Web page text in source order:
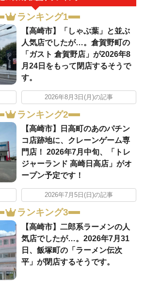
ランキング1
【高崎市】「しゃぶ葉」と並ぶ
人気店でしたが…。倉賀野町の
「ガスト 倉賀野店」が2026年8
月24日をもって閉店するそうで
す。
2026年8月3日(月)の記事
ランキング2
【高崎市】日高町のあのパチン
コ店跡地に、クレーンゲーム専
門店！ 2026年7月中旬、「トレ
ジャーランド 高崎日高店」がオ
ープン予定です！
2026年7月5日(日)の記事
ランキング3
【高崎市】二郎系ラーメンの人
気店でしたが…。2026年7月31
日、飯塚町の「ラーメン伝次
平」が閉店するそうです。